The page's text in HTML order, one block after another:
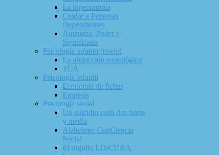
La hipersomnia
Cuidar a Personas
Dependientes
Amenaza, Poder y
Significado
Psicología infanto-juvenil
La abducción tecnológica
TCA
Psicología infantil
Economía de fichas
Enuresis
Psicología social
Un suicidio cada dos horas
y media
Alzheimer ConCiencia
Social
El orgullo LO-CURA